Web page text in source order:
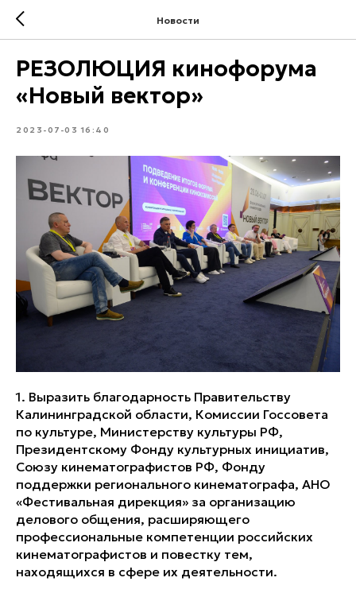
Новости
РЕЗОЛЮЦИЯ кинофорума
«Новый вектор»
2023-07-03 16:40
1. Выразить благодарность Правительству
Калининградской области, Комиссии Госсовета
по культуре, Министерству культуры РФ,
Президентскому Фонду культурных инициатив,
Союзу кинематографистов РФ, Фонду
поддержки регионального кинематографа, АНО
«Фестивальная дирекция» за организацию
делового общения, расширяющего
профессиональные компетенции российских
кинематографистов и повестку тем,
находящихся в сфере их деятельности.